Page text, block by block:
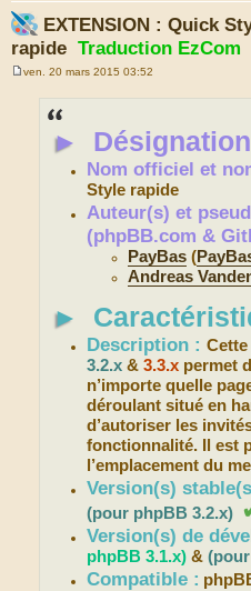
EXTENSION : Quick
rapide Traduction EzCom
ven. 20 mars 2015 03:52
►
Nom officiel et
Style rapide
Auteur(s) et
(phpBB.com &
PayBas (
Andreas
►
Description :
3.2.x &3.3.x permet
n’importe quelle
déroulant situé en
d’autoriser les
fonctionnalité. Il est
l’emplacement du
Version(s)
(pour phpBB 3.2.x)
Version(s) de
phpBB 3.1.x) &
Compatible :